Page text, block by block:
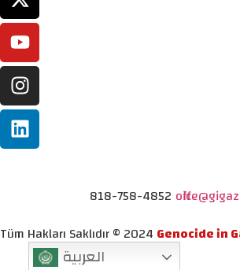
818-758-4852
Tüm Hakları Saklıdır © 2024 Genocide in
العربية